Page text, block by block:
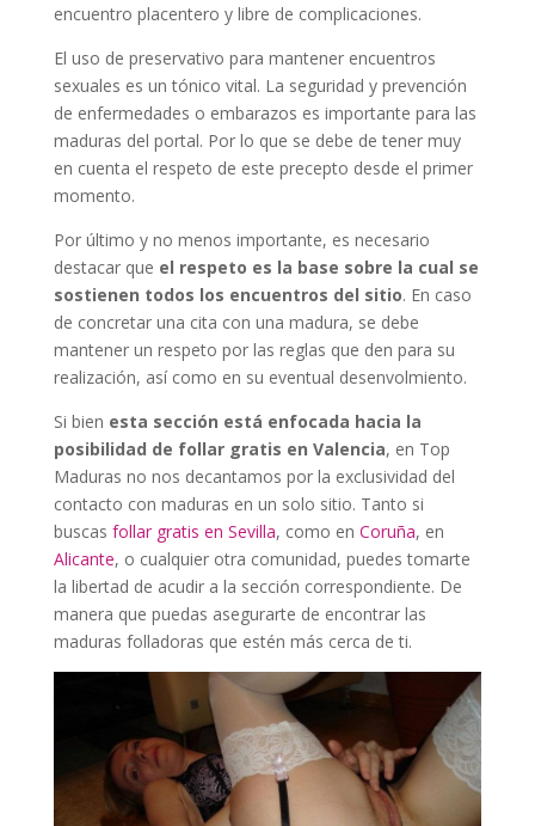
encuentro placentero y libre de complicaciones.
El uso de preservativo para mantener encuentros
sexuales es un tónico vital. La seguridad y prevención
de enfermedades o embarazos es importante para las
maduras del portal. Por lo que se debe de tener muy
en cuenta el respeto de este precepto desde el primer
momento.
Por último y no menos importante, es necesario
destacar que el respeto es la base sobre la cual se
sostienen todos los encuentros del sitio. En caso
de concretar una cita con una madura, se debe
mantener un respeto por las reglas que den para su
realización, así como en su eventual desenvolmiento.
Si bien esta sección está enfocada hacia la
posibilidad de follar gratis en Valencia, en Top
Maduras no nos decantamos por la exclusividad del
contacto con maduras en un solo sitio. Tanto si
buscas follar gratis en Sevilla, como en Coruña, en
Alicante, o cualquier otra comunidad, puedes tomarte
la libertad de acudir a la sección correspondiente. De
manera que puedas asegurarte de encontrar las
maduras folladoras que estén más cerca de ti.